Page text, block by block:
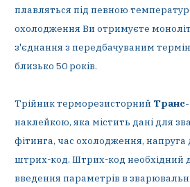
плавляться під певною
охолодження Ви отримуєте
з'єднання з передбачуваним
близько 50 років.
Трійник терморезисторний
наклейкою, яка містить дані для
фітинга, час охолодження,
штрих-код. Штрих-код необхідний
введення параметрів в